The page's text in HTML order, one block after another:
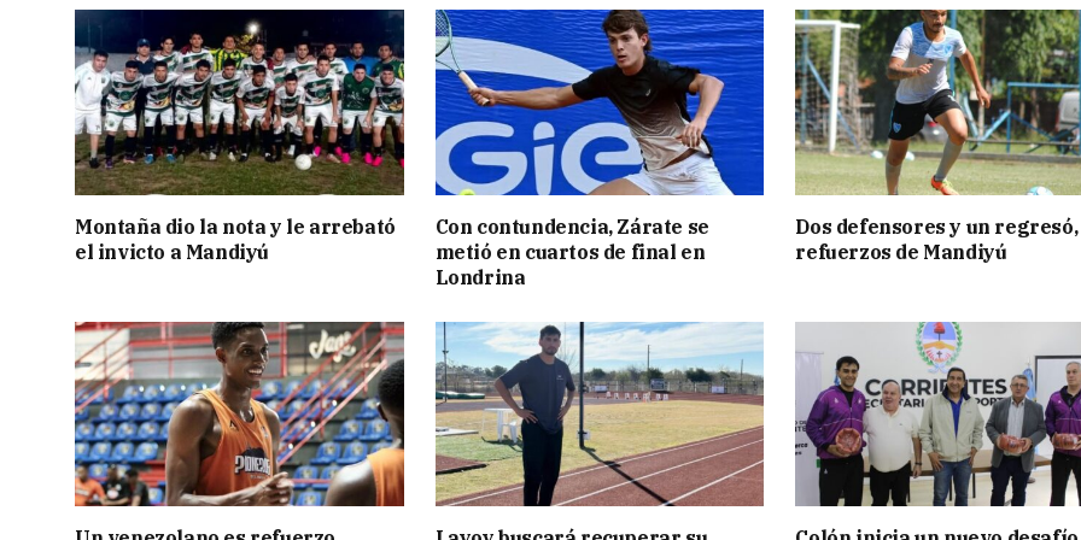
Montaña dio la nota y le arrebató
el invicto a Mandiyú
Con contundencia, Zárate se
metió en cuartos de final en
Londrina
Dos defensores y un regresó,
refuerzos de Mandiyú